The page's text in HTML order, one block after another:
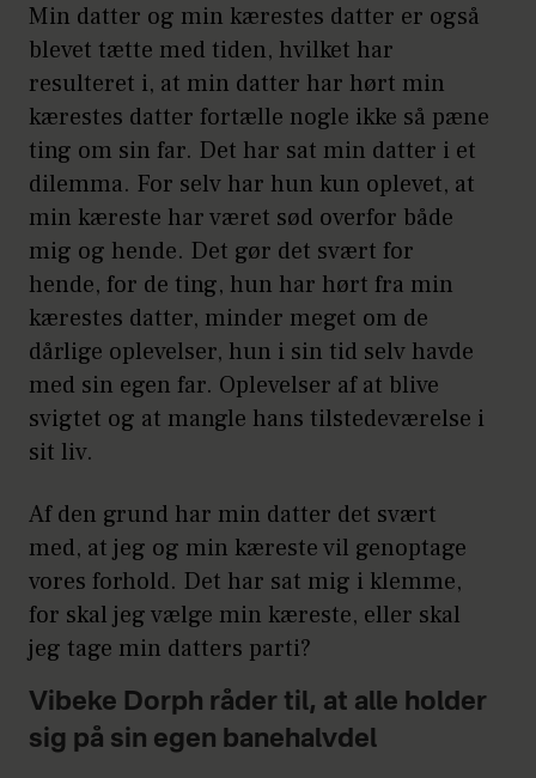
Min datter og min kærestes datter er også
blevet tætte med tiden, hvilket har
resulteret i, at min datter har hørt min
kærestes datter fortælle nogle ikke så pæne
ting om sin far. Det har sat min datter i et
dilemma. For selv har hun kun oplevet, at
min kæreste har været sød overfor både
mig og hende. Det gør det svært for
hende, for de ting, hun har hørt fra min
kærestes datter, minder meget om de
dårlige oplevelser, hun i sin tid selv havde
med sin egen far. Oplevelser af at blive
svigtet og at mangle hans tilstedeværelse i
sit liv.
Af den grund har min datter det svært
med, at jeg og min kæreste vil genoptage
vores forhold. Det har sat mig i klemme,
for skal jeg vælge min kæreste, eller skal
jeg tage min datters parti?
Vibeke Dorph råder til, at alle holder
sig på sin egen banehalvdel